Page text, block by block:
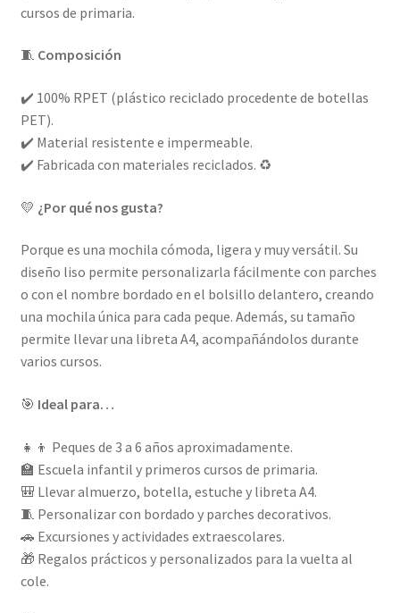
cursos de primaria.
🧵 Composición
✔️ 100% RPET (plástico reciclado procedente de botellas
PET).
✔️ Material resistente e impermeable.
✔️ Fabricada con materiales reciclados. ♻️
💛 ¿Por qué nos gusta?
Porque es una mochila cómoda, ligera y muy versátil. Su
diseño liso permite personalizarla fácilmente con parches
o con el nombre bordado en el bolsillo delantero, creando
una mochila única para cada peque. Además, su tamaño
permite llevar una libreta A4, acompañándolos durante
varios cursos.
🎯 Ideal para…
👧👦 Peques de 3 a 6 años aproximadamente.
🏫 Escuela infantil y primeros cursos de primaria.
🎒 Llevar almuerzo, botella, estuche y libreta A4.
🧵 Personalizar con bordado y parches decorativos.
🚗 Excursiones y actividades extraescolares.
🎁 Regalos prácticos y personalizados para la vuelta al
cole.